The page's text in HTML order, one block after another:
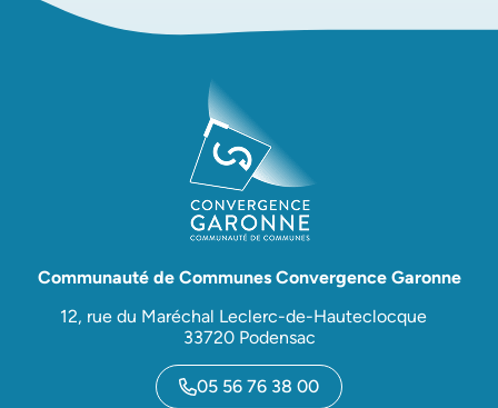
Communauté de Communes Convergence Garonne
12, rue du Maréchal Leclerc-de-Hauteclocque
33720 Podensac
05 56 76 38 00